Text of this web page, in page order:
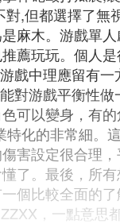
,但都選擇了無
麻木。游戲單
薦玩玩。個人
戲中理應留有
對游戲平衡性
可以變身，有
化的非常細。
害設定很合理
了。最後，所
個比較全面的
，一點意思